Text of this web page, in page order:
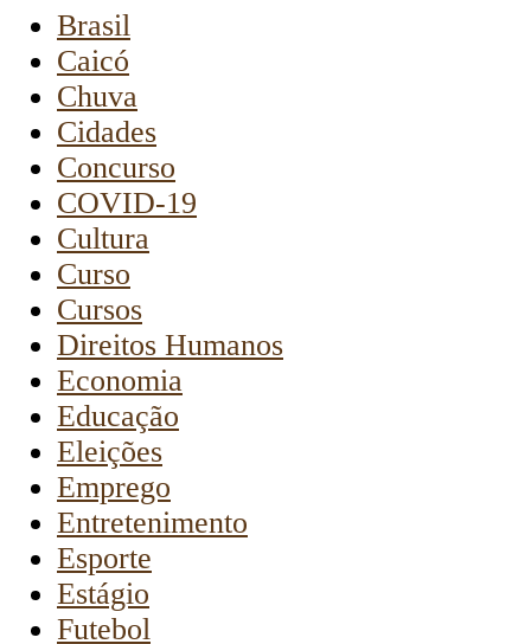
Brasil
Caicó
Chuva
Cidades
Concurso
COVID-19
Cultura
Curso
Cursos
Direitos Humanos
Economia
Educação
Eleições
Emprego
Entretenimento
Esporte
Estágio
Futebol